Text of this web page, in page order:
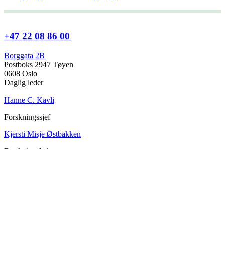
+47 22 08 86 00
Borggata 2B
Postboks 2947 Tøyen
0608 Oslo
Daglig leder
Hanne C. Kavli
Forskningssjef
Kjersti Misje Østbakken
Forskningsledere